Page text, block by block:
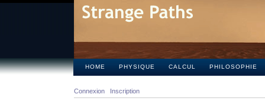
HOME PHYSIQUE CALCUL PHILOSOPHIE
Connexion Inscription